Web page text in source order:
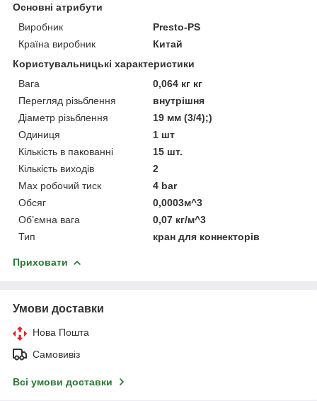
Основні атрибути
Виробник
Presto-PS
Країна виробник
Китай
Користувальницькі характеристики
Вага
0,064 кг кг
Перегляд різьблення
внутрішня
Діаметр різьблення
19 мм (3/4);)
Одиниця
1 шт
Кількість в пакованні
15 шт.
Кількість виходів
2
Мах робочий тиск
4 bar
Обсяг
0,0003м^3
Об’ємна вага
0,07 кг/м^3
Тип
кран для коннекторів
Приховати
Умови доставки
Нова Пошта
Самовивіз
Всі умови доставки